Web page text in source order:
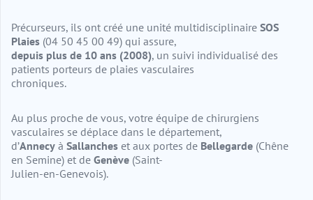
Précurseurs, ils ont créé une unité multidisciplinaire SOS
Plaies (04 50 45 00 49) qui assure,
depuis plus de 10 ans (2008), un suivi individualisé des
patients porteurs de plaies vasculaires
chroniques.
Au plus proche de vous, votre équipe de chirurgiens
vasculaires se déplace dans le département,
d’Annecy à Sallanches et aux portes de Bellegarde (Chêne
en Semine) et de Genève (Saint-
Julien-en-Genevois).